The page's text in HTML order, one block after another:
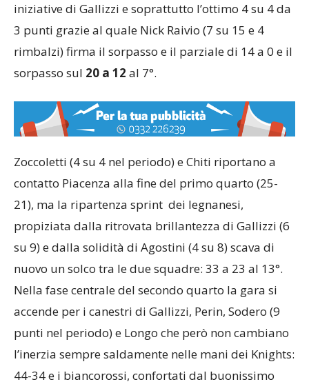
iniziative di Gallizzi e soprattutto l’ottimo 4 su 4 da
3 punti grazie al quale Nick Raivio (7 su 15 e 4
rimbalzi) firma il sorpasso e il parziale di 14 a 0 e il
sorpasso sul 20 a 12 al 7°.
Zoccoletti (4 su 4 nel periodo) e Chiti riportano a
contatto Piacenza alla fine del primo quarto (25-
21), ma la ripartenza sprint dei legnanesi,
propiziata dalla ritrovata brillantezza di Gallizzi (6
su 9) e dalla solidità di Agostini (4 su 8) scava di
nuovo un solco tra le due squadre: 33 a 23 al 13°.
Nella fase centrale del secondo quarto la gara si
accende per i canestri di Gallizzi, Perin, Sodero (9
punti nel periodo) e Longo che però non cambiano
l’inerzia sempre saldamente nelle mani dei Knights:
44-34 e i biancorossi, confortati dal buonissimo